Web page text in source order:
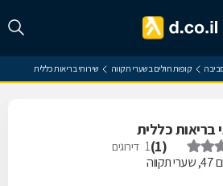
קופות חולים בשערי תקווה שירותי בריאות כללית
בריאות כללית
(
1
)
1 דירוגים